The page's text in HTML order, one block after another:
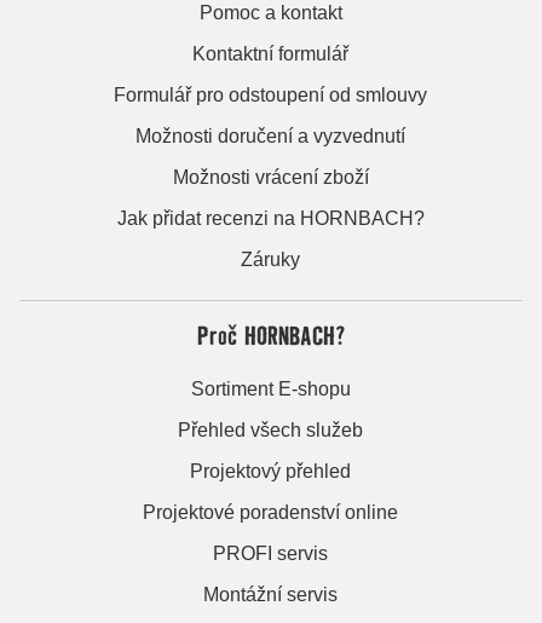
Pomoc a kontakt
Kontaktní formulář
Formulář pro odstoupení od smlouvy
Možnosti doručení a vyzvednutí
Možnosti vrácení zboží
Jak přidat recenzi na HORNBACH?
Záruky
Proč HORNBACH?
Sortiment E-shopu
Přehled všech služeb
Projektový přehled
Projektové poradenství online
PROFI servis
Montážní servis